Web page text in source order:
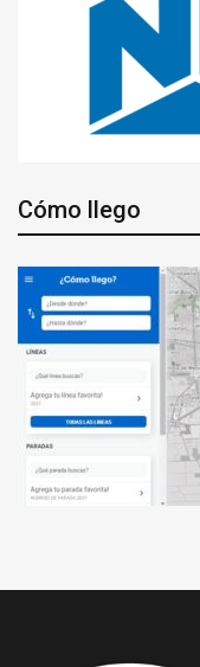
Cómo llego